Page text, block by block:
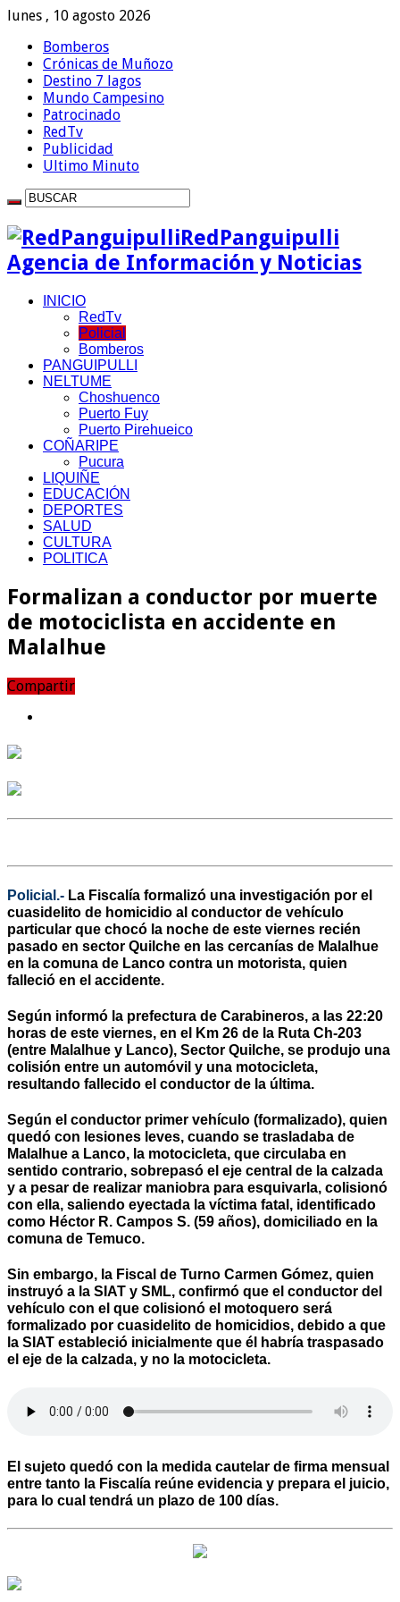
lunes , 10 agosto 2026
Bomberos
Crónicas de Muñozo
Destino 7 lagos
Mundo Campesino
Patrocinado
RedTv
Publicidad
Ultimo Minuto
RedPanguipulli
Agencia de Información y Noticias
INICIO
RedTv
Policial
Bomberos
PANGUIPULLI
NELTUME
Choshuenco
Puerto Fuy
Puerto Pirehueico
COÑARIPE
Pucura
LIQUIÑE
EDUCACIÓN
DEPORTES
SALUD
CULTURA
POLITICA
Formalizan a conductor por muerte
de motociclista en accidente en
Malalhue
Compartir
Policial.- La Fiscalía formalizó una investigación por el
cuasidelito de homicidio al conductor de vehículo
particular que chocó la noche de este viernes recién
pasado en sector Quilche en las cercanías de Malalhue
en la comuna de Lanco contra un motorista, quien
falleció en el accidente.
Según informó la prefectura de Carabineros, a las 22:20
horas de este viernes, en el Km 26 de la Ruta Ch-203
(entre Malalhue y Lanco), Sector Quilche, se produjo una
colisión entre un automóvil y una motocicleta,
resultando fallecido el conductor de la última.
Según el conductor primer vehículo (formalizado), quien
quedó con lesiones leves, cuando se trasladaba de
Malalhue a Lanco, la motocicleta, que circulaba en
sentido contrario, sobrepasó el eje central de la calzada
y a pesar de realizar maniobra para esquivarla, colisionó
con ella, saliendo eyectada la víctima fatal, identificado
como Héctor R. Campos S. (59 años), domiciliado en la
comuna de Temuco.
Sin embargo, la Fiscal de Turno Carmen Gómez, quien
instruyó a la SIAT y SML, confirmó que el conductor del
vehículo con el que colisionó el motoquero será
formalizado por cuasidelito de homicidios, debido a que
la SIAT estableció inicialmente que él habría traspasado
el eje de la calzada, y no la motocicleta.
El sujeto quedó con la medida cautelar de firma mensual
entre tanto la Fiscalía reúne evidencia y prepara el juicio,
para lo cual tendrá un plazo de 100 días.